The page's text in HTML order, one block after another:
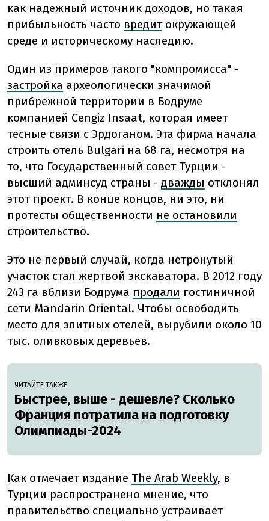
как надежный источник доходов, но такая
прибыльность часто вредит окружающей
среде и историческому наследию.
Один из примеров такого "компромисса" -
застройка археологически значимой
прибрежной территории в Бодруме
компанией Cengiz Insaat, которая имеет
тесные связи с Эрдоганом. Эта фирма начала
строить отель Bulgari на 68 га, несмотря на
то, что Государственный совет Турции -
высший админсуд страны - дважды отклонял
этот проект. В конце концов, ни это, ни
протесты общественности не остановили
строительство.
Это не первый случай, когда нетронутый
участок стал жертвой экскаватора. В 2012 году
243 га вблизи Бодрума продали гостиничной
сети Mandarin Oriental. Чтобы освободить
место для элитных отелей, вырубили около 10
тыс. оливковых деревьев.
ЧИТАЙТЕ ТАКЖЕ
Быстрее, выше - дешевле? Сколько
Франция потратила на подготовку
Олимпиады-2024
Как отмечает издание The Arab Weekly, в
Турции распространено мнение, что
правительство специально устраивает